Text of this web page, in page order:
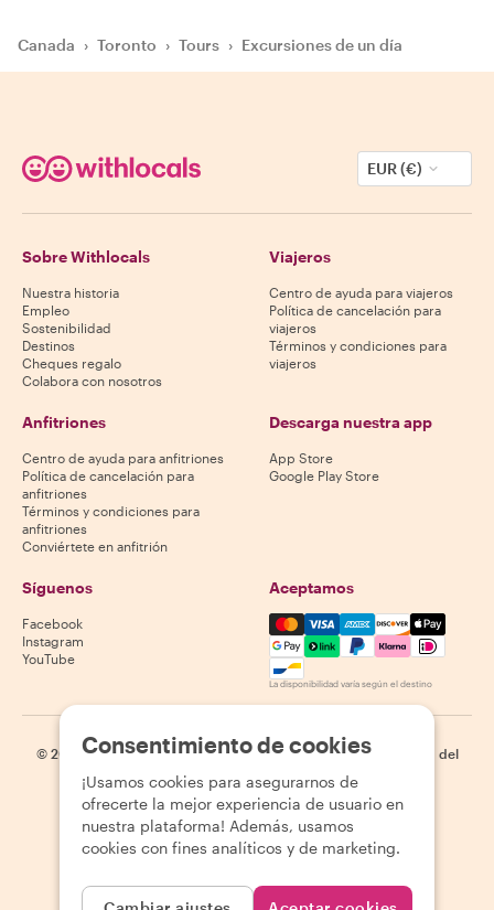
Canada › Toronto › Tours › Excursiones de un día
EUR (€)
Sobre Withlocals
Nuestra historia
Empleo
Sostenibilidad
Destinos
Cheques regalo
Colabora con nosotros
Viajeros
Centro de ayuda para viajeros
Política de cancelación para
viajeros
Términos y condiciones para
viajeros
Anfitriones
Centro de ayuda para anfitriones
Política de cancelación para
anfitriones
Términos y condiciones para
anfitriones
Conviértete en anfitrión
Descarga nuestra app
App Store
Google Play Store
Síguenos
Facebook
Instagram
YouTube
Aceptamos
Mastercard, Visa, Amex,
La disponibilidad varía según el destino
© 2026 Withlocals.com | Política de privacidad | Cookies
Mapa del
Consentimiento de cookies
¡Usamos cookies para asegurarnos de
ofrecerte la mejor experiencia de usuario en
nuestra plataforma! Además, usamos
cookies con fines analíticos y de marketing.